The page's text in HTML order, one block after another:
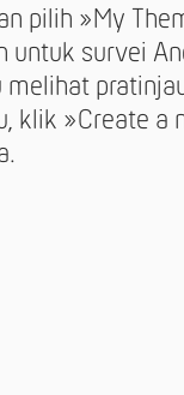
pilih »My
untuk survei
klik »Create a